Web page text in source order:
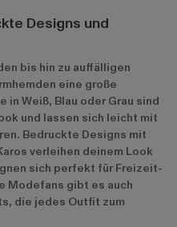
Designs und
bis hin zu auffälligen
eine große
Weiß, Blau oder Grau sind
und lassen sich leicht mit
Bedruckte Designs mit
verleihen deinem Look
sich perfekt für Freizeit-
Modefans gibt es auch
die jedes Outfit zum